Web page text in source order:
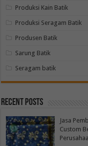
Produksi Kain Batik
Produksi Seragam Batik
Produsen Batik
Sarung Batik
Seragam batik
Recent Posts
Jasa
Custom